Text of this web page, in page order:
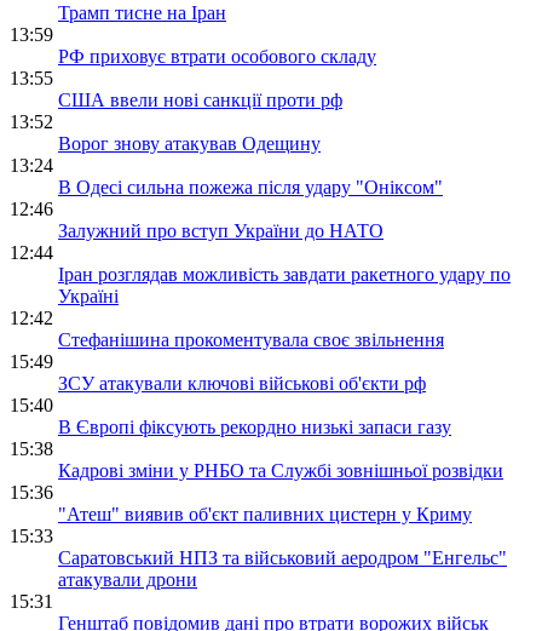
Трамп тисне на Іран
13:59
РФ приховує втрати особового складу
13:55
США ввели нові санкції проти рф
13:52
Ворог знову атакував Одещину
13:24
В Одесі сильна пожежа після удару "Оніксом"
12:46
Залужний про вступ України до НАТО
12:44
Іран розглядав можливість завдати ракетного удару по
Україні
12:42
Стефанішина прокоментувала своє звільнення
15:49
ЗСУ атакували ключові військові об'єкти рф
15:40
В Європі фіксують рекордно низькі запаси газу
15:38
Кадрові зміни у РНБО та Службі зовнішньої розвідки
15:36
"Атеш" виявив об'єкт паливних цистерн у Криму
15:33
Саратовський НПЗ та військовий аеродром "Енгельс"
атакували дрони
15:31
Генштаб повідомив дані про втрати ворожих військ